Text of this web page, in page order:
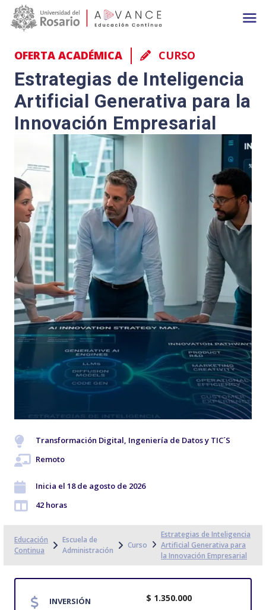
Pasar al contenido principal
Main navigation
OFERTA ACADÉMICA CURSO
Estrategias de Inteligencia
Artificial Generativa para la
Innovación Empresarial
Transformación Digital, Ingeniería de Datos y TIC´S
Remoto
Inicia el 18 de agosto de 2026
42 horas
Educación
Continua
Escuela de
Administración
Curso
Estrategias de Inteligencia
Artificial Generativa para
la Innovación Empresarial
INVERSIÓN $ 1.350.000